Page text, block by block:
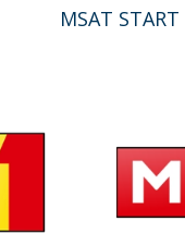
MSAT START